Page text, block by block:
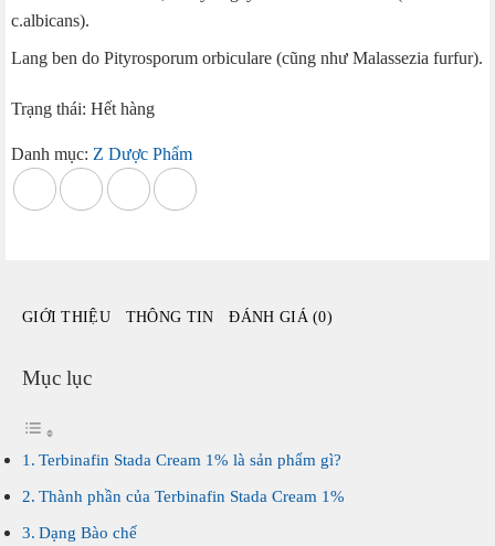
c.albicans).
Lang ben do Pityrosporum orbiculare (cũng như Malassezia furfur).
Trạng thái: Hết hàng
Danh mục: Z Dược Phẩm
GIỚI THIỆU THÔNG TIN ĐÁNH GIÁ (0)
Mục lục
Terbinafin Stada Cream 1% là sản phẩm gì?
Thành phần của Terbinafin Stada Cream 1%
Dạng Bào chế